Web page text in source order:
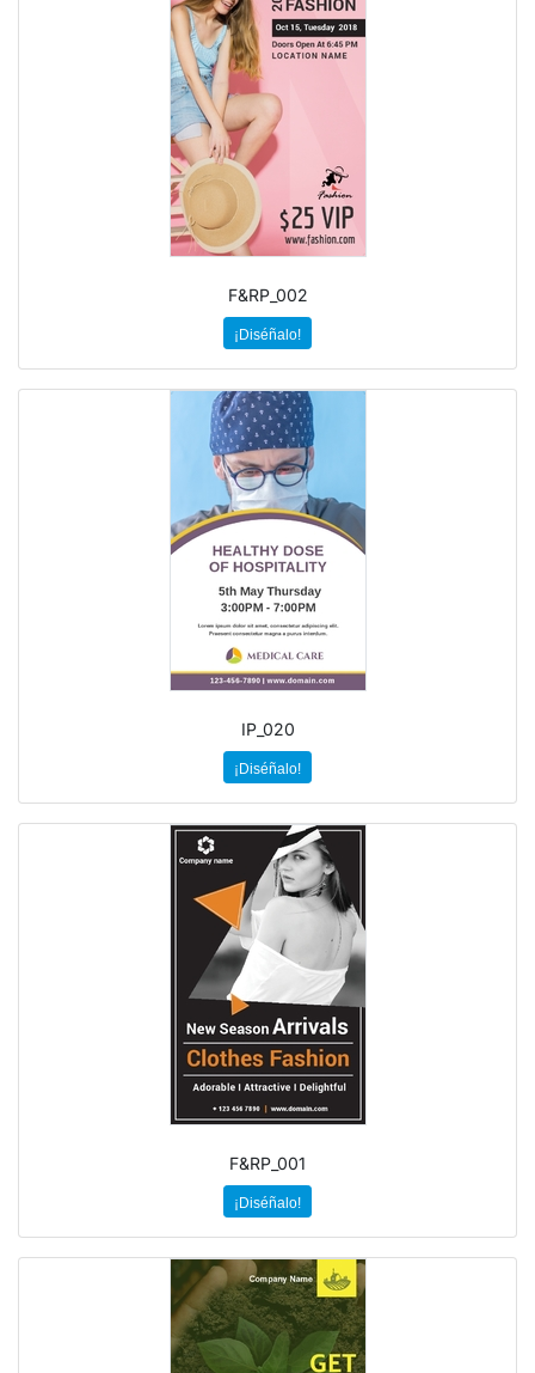
F&RP_002
¡Diséñalo!
IP_020
¡Diséñalo!
F&RP_001
¡Diséñalo!